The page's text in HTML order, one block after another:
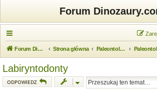
Forum
Forum Dinozaury.com Strona główna Paleontologia
Labiryntodonty
ODPOWIEDZ